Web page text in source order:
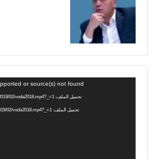
or source(s) not found
تحميل الملف: https://7areer.com/wp-content/uploads/2019/02/voda2018.mp4?_=1
تحميل الملف: http://7areer.com/wp-content/uploads/2019/02/voda2018.mp4?_=1